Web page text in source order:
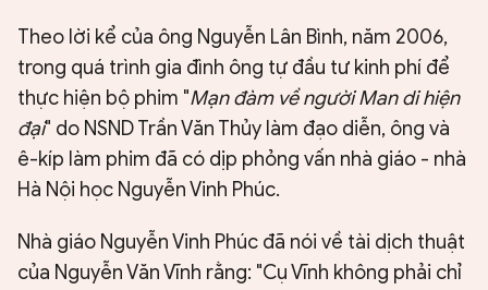
Theo lời kể của ông Nguyễn Lân Bình, năm 2006,
trong quá trình gia đình ông tự đầu tư kinh phí để
thực hiện bộ phim "Mạn đàm về người Man di hiện
đại" do NSND Trần Văn Thủy làm đạo diễn, ông và
ê-kíp làm phim đã có dịp phỏng vấn nhà giáo - nhà
Hà Nội học Nguyễn Vinh Phúc.
Nhà giáo Nguyễn Vinh Phúc đã nói về tài dịch thuật
của Nguyễn Văn Vĩnh rằng: "Cụ Vĩnh không phải chỉ